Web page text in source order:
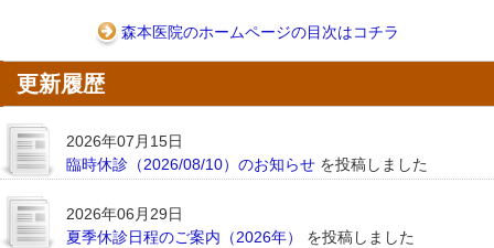
森本医院のホームページの目次はコチラ
更新履歴
2026年07月15日
臨時休診（2026/08/10）のお知らせ を投稿しました
2026年06月29日
夏季休診日程のご案内（2026年）
を投稿しました